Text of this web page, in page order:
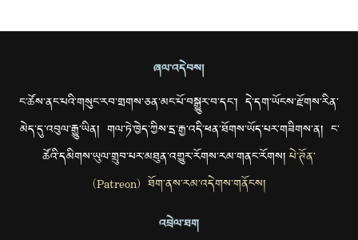
ཞལ་འདེབས།
ང་ཚོས་ནང་པའི་གསུང་རབ་གྲགས་ཅན་མང་པོ་བསྒྱུར་བ་དང་། དེ་དག་ཡོངས་རྫོགས་རིན་
མེད་དུ་འབུལ་རྒྱུ་ཡིན། གལ་ཏེ་ཁྱེད་ཀྱིས་དྲ་རྒྱ་འདི་ཕན་ཐོགས་ཡོད་པར་གཟིགས་ན། ང་
ཚོའི་དམིགས་ཡུལ་གྲུབ་པར་མཐུན་འགྱུར་རོགས་རམ་གནང་རོགས།པེ་ཊོན་
(Patreon) ཐོག་ནས་རམ་འདེགས་གནོངས།
འབྲེལ་ཐག